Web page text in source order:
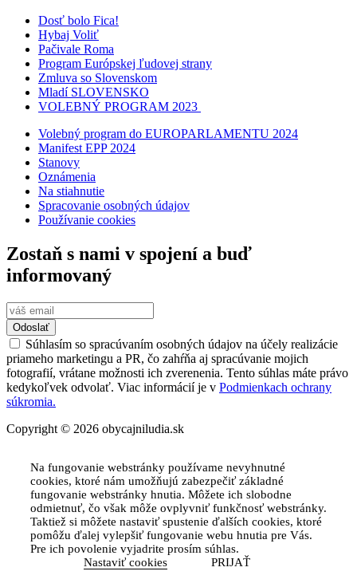
Dosť bolo Fica!
Hybaj Voliť
Pačivale Roma
Program Európskej ľudovej strany
Zmluva so Slovenskom
Mladí SLOVENSKO
VOLEBNÝ PROGRAM 2023
Volebný program do EUROPARLAMENTU 2024
Manifest EPP 2024
Stanovy
Oznámenia
Na stiahnutie
Spracovanie osobných údajov
Používanie cookies
Zostaň s nami v spojení a buď
informovaný
Odoslať
Súhlasím so spracúvaním osobných údajov na účely realizácie
priameho marketingu a PR, čo zahŕňa aj spracúvanie mojich
fotografií, vrátane možnosti ich zverenenia. Tento súhlas máte právo
kedykoľvek odvolať. Viac informácií je v Podmienkach ochrany
súkromia.
Copyright © 2026 obycajniludia.sk
Na fungovanie webstránky používame nevyhnutné
cookies, ktoré nám umožňujú zabezpečiť základné
fungovanie webstránky hnutia. Môžete ich slobodne
odmietnuť, čo však môže ovplyvniť funkčnosť webstránky.
Taktiež si môžete nastaviť spustenie ďalších cookies, ktoré
pomôžu ďalej vylepšiť fungovanie webu hnutia pre Vás.
Pre ich povolenie vyjadrite prosím súhlas.
Nastaviť cookies
PRIJAŤ